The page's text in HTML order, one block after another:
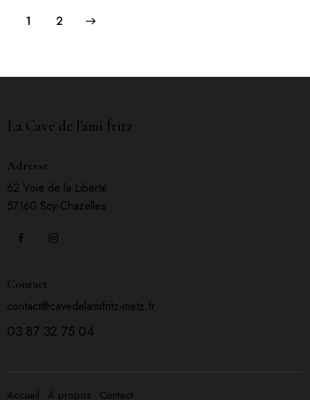
1 2
→
La Cave de l'ami fritz
Adresse
62 Voie de la Liberté
57160 Scy-Chazelles
Contact
contact@cavedelamifritz-metz.fr
03 87 32 75 04
Accueil À propos Contact